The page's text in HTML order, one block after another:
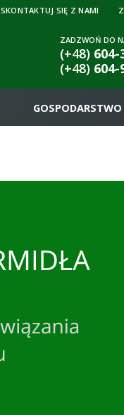
SKONTAKTUJ SIĘ Z NAMI
ZADZWOŃ DO
(+48)604-
(+48) 604-
GOSPODARSTWO